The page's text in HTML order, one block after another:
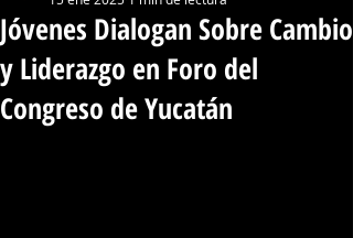
Jóvenes Dialogan Sobre Cambio
y Liderazgo en Foro del
Congreso de Yucatán